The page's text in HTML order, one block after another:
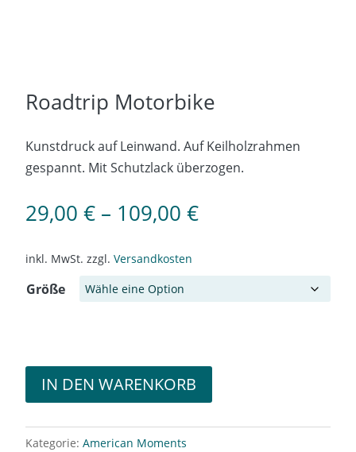
Roadtrip Motorbike
Kunstdruck auf Leinwand. Auf Keilholzrahmen
gespannt. Mit Schutzlack überzogen.
29,00 € – 109,00 €
inkl. MwSt. zzgl. Versandkosten
Größe
IN DEN WARENKORB
Kategorie: American Moments